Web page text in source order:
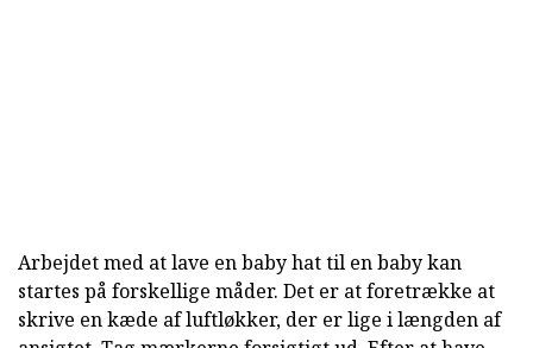
Arbejdet med at lave en baby hat til en baby kan
startes på forskellige måder. Det er at foretrække at
skrive en kæde af luftløkker, der er lige i længden af